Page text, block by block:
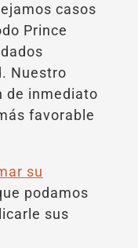
casos
Prince
Nuestro
de inmediato
favorable
su
podamos
sus